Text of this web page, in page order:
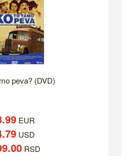
peva? (DVD)
EUR
USD
RSD